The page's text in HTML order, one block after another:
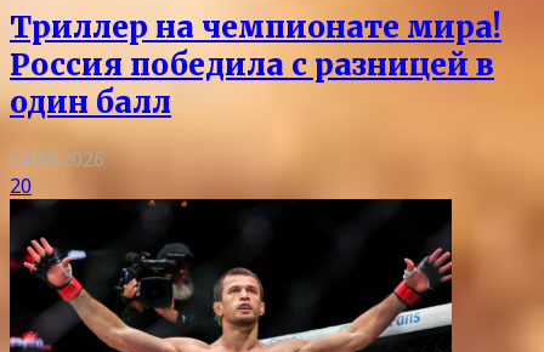
Триллер на чемпионате мира!
Россия победила с разницей в
один балл
04.08.2026
20